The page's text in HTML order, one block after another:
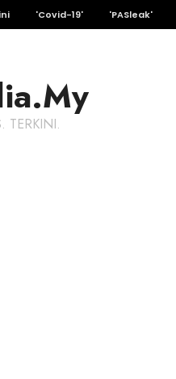
'Covid-19' 'PASleak'
TERKINI.